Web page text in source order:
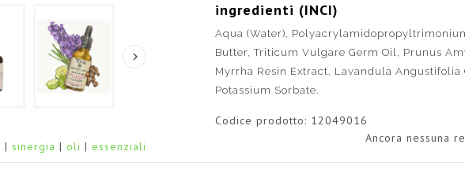

sinergia oli essenziali
ingredienti (INCI)
Aqua (Water),
Butter, Triticum Vulgare Germ Oil, Prunus
Myrrha Resin Extract, Lavandula
Potassium Sorbate.
Codice prodotto: 12049016
Ancora nessuna